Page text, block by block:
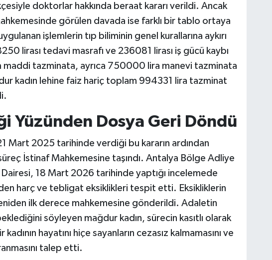
doktorlar hakkında beraat kararı verildi. Ancak
görülen davada ise farklı bir tablo ortaya
işlemlerin tıp biliminin genel kurallarına aykırı
lirası tedavi masrafı ve 236081 lirası iş gücü kaybı
maddi tazminata, ayrıca 750000 lira manevi tazminata
kadın lehine faiz hariç toplam 994331 lira tazminat
Yüzünden Dosya Geri Döndü
Mart 2025 tarihinde verdiği bu kararın ardından
İstinaf Mahkemesine taşındı. Antalya Bölge Adliye
18 Mart 2026 tarihinde yaptığı incelemede
harç ve tebligat eksiklikleri tespit etti. Eksikliklerin
ilk derece mahkemesine gönderildi. Adaletin
söyleyen mağdur kadın, sürecin kasıtlı olarak
kadının hayatını hiçe sayanların cezasız kalmamasını ve
talep etti.